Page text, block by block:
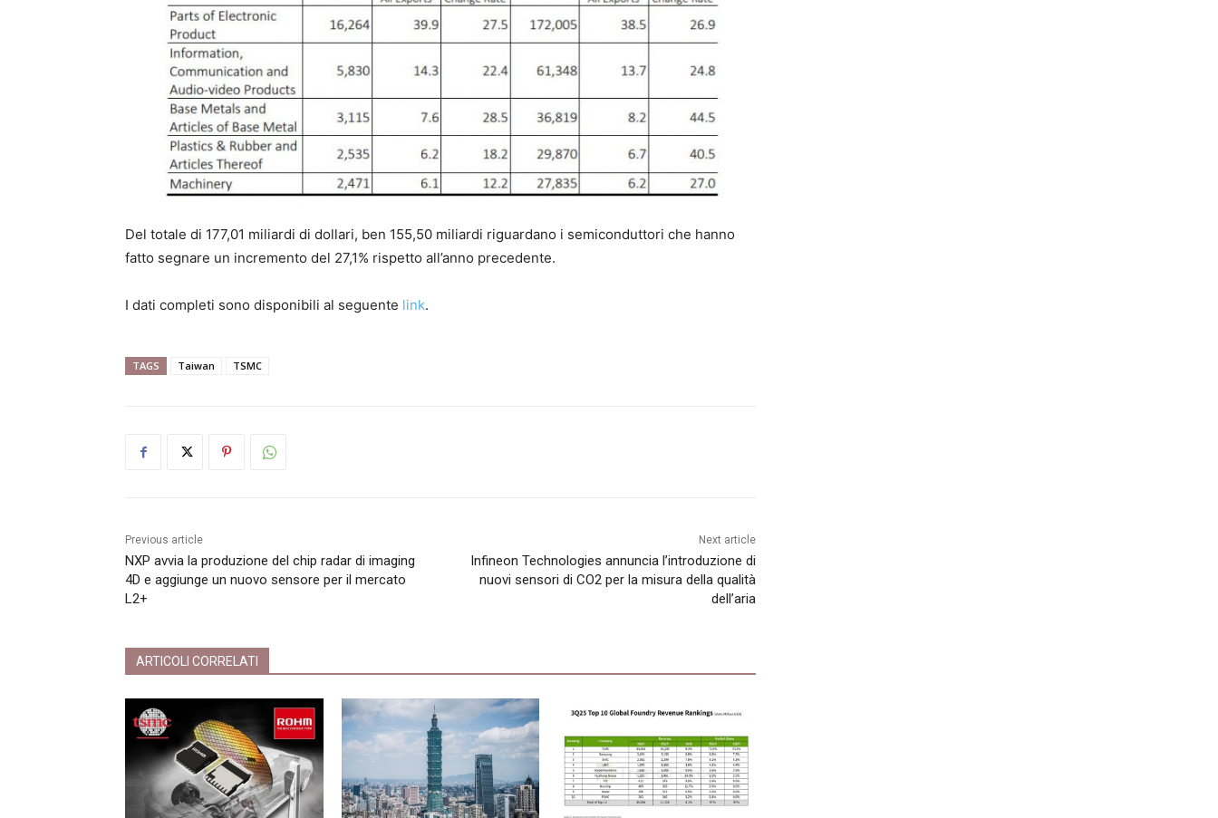
Del totale di 177,01 miliardi di dollari, ben 155,50 miliardi riguardano i semiconduttori che hanno
fatto segnare un incremento del 27,1% rispetto all’anno precedente.
I dati completi sono disponibili al seguente link.
TAGS Taiwan TSMC
Previous article
NXP avvia la produzione del chip radar di imaging
4D e aggiunge un nuovo sensore per il mercato
L2+
Next article
Infineon Technologies annuncia l’introduzione di
nuovi sensori di CO2 per la misura della qualità
dell’aria
ARTICOLI CORRELATI